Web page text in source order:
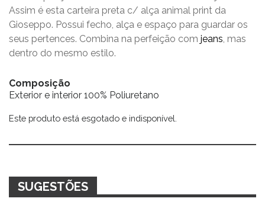
Assim é esta carteira preta c/ alça animal print da
Gioseppo. Possui fecho, alça e espaço para guardar os
seus pertences. Combina na perfeição com jeans, mas
dentro do mesmo estilo.
Composição
Exterior e interior 100% Poliuretano
Este produto está esgotado e indisponível.
Alternative:
SUGESTÕES